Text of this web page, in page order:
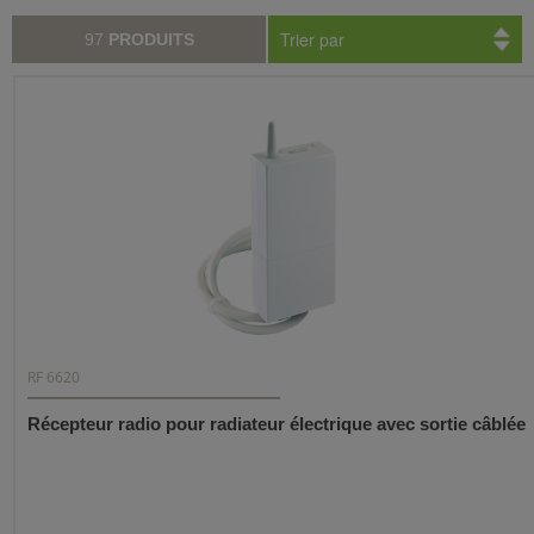
97 PRODUITS Trier par
RF 6620
Récepteur radio pour radiateur électrique avec sortie câblée